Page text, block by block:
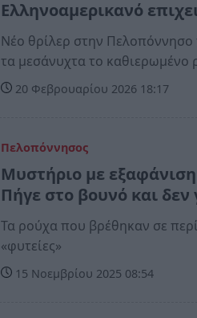
Ελληνοαμερικανό
Νέο θρίλερ στην
τα μεσάνυχτα το καθιερωμένο
20 Φεβρουαρίου 2026 18:17
Πελοπόννησος
Μυστήριο με
Πήγε στο βουνό και δεν
Τα ρούχα που βρέθηκαν σε
«φυτείες»
15 Νοεμβρίου 2025 08:54